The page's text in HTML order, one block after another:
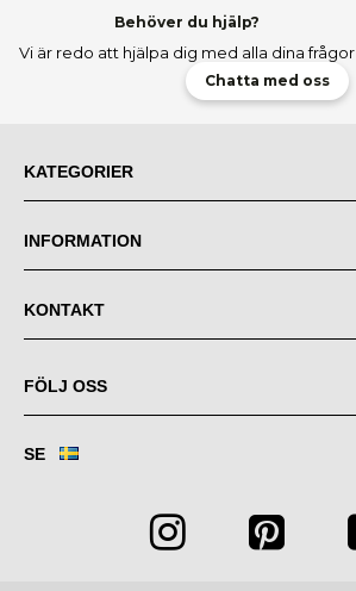
Behöver du hjälp?
Vi är redo att hjälpa dig med alla dina frågor
Chatta med oss
KATEGORIER
INFORMATION
KONTAKT
FÖLJ OSS
SE